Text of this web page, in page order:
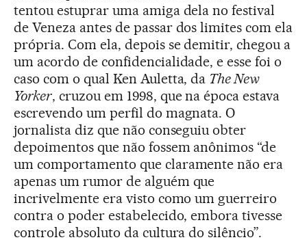
tentou estuprar uma amiga dela no festival
de Veneza antes de passar dos limites com ela
própria. Com ela, depois se demitir, chegou a
um acordo de confidencialidade, e esse foi o
caso com o qual Ken Auletta, da The New
Yorker, cruzou em 1998, que na época estava
escrevendo um perfil do magnata. O
jornalista diz que não conseguiu obter
depoimentos que não fossem anônimos “de
um comportamento que claramente não era
apenas um rumor de alguém que
incrivelmente era visto como um guerreiro
contra o poder estabelecido, embora tivesse
controle absoluto da cultura do silêncio”.